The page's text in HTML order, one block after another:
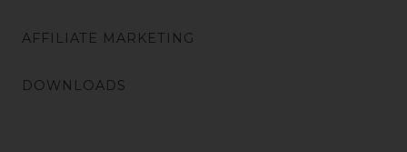
AFFILIATE MARKETING
DOWNLOADS